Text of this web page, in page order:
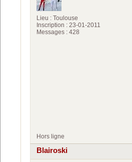
Lieu : Toulouse
Inscription : 23-01-2011
Messages : 428
Hors ligne
Blairoski